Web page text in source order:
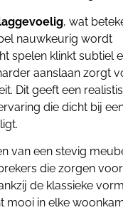
, wat
nauwkeurig wordt
spelen klinkt subtiel
aanslaan zorgt
Dit geeft een
die dicht bij
van een stevig
die zorgen
de klassieke
mooi in elke